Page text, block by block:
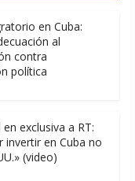
en Cuba:
al
contra
política
exclusiva a RT:
invertir en Cuba no
(video)